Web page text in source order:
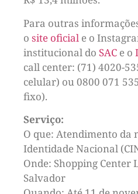
Para outras
o site oficial e o
institucional do SAC e o
call center: (71) 4020-
celular) ou 0800 071
fixo).
Serviço:
O que: Atendimento da
Identidade Nacional
Onde: Shopping Center
Salvador